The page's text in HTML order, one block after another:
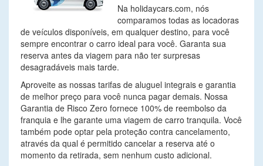
Na holidaycars.com, nós
comparamos todas as locadoras
de veículos disponíveis, em qualquer destino, para você
sempre encontrar o carro ideal para você. Garanta sua
reserva antes da viagem para não ter surpresas
desagradáveis mais tarde.
Aproveite as nossas tarifas de aluguel integrais e garantia
de melhor preço para você nunca pagar demais. Nossa
Garantia de Risco Zero fornece 100% de reembolso da
franquia e lhe garante uma viagem de carro tranquila. Você
também pode optar pela proteção contra cancelamento,
através da qual é permitido cancelar a reserva até o
momento da retirada, sem nenhum custo adicional.